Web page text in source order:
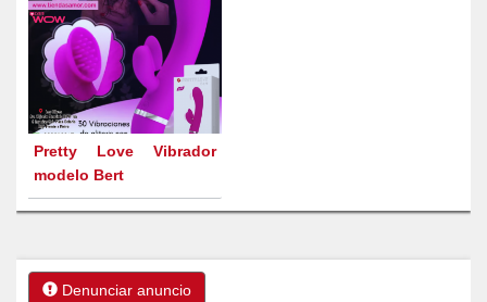
Pretty Love Vibrador
modelo Bert
Denunciar anuncio